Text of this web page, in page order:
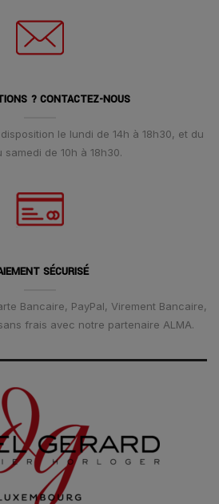
? CONTACTEZ-NOUS
le lundi de 14h à 18h30, et du
samedi de 10h à 18h30.
SÉCURISÉ
Bancaire, PayPal, Virement Bancaire,
frais avec notre partenaire ALMA.